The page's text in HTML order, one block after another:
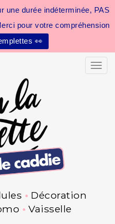
une durée indéterminée, PAS
pour votre compréhension
👀
Décoration
Vaisselle